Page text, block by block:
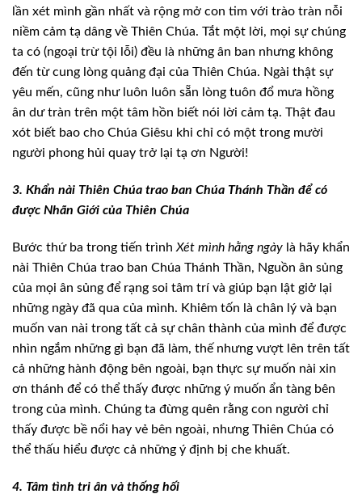
lần xét mình gần nhất và rộng mở con tim với trào tràn nỗi
niềm cảm tạ dâng về Thiên Chúa. Tắt một lời, mọi sự chúng
ta có (ngoại trừ tội lỗi) đều là những ân ban nhưng không
đến từ cung lòng quảng đại của Thiên Chúa. Ngài thật sự
yêu mến, cũng như luôn luôn sẵn lòng tuôn đổ mưa hồng
ân dư tràn trên một tâm hồn biết nói lời cảm tạ. Thật đau
xót biết bao cho Chúa Giêsu khi chỉ có một trong mười
người phong hủi quay trở lại tạ ơn Người!
3. Khẩn nài Thiên Chúa trao ban Chúa Thánh Thần để có
được Nhãn Giới của Thiên Chúa
Bước thứ ba trong tiến trình Xét mình hằng ngày là hãy khẩn
nài Thiên Chúa trao ban Chúa Thánh Thần, Nguồn ân sủng
của mọi ân sủng để rạng soi tâm trí và giúp bạn lật giở lại
những ngày đã qua của mình. Khiêm tốn là chân lý và bạn
muốn van nài trong tất cả sự chân thành của mình để được
nhìn ngắm những gì bạn đã làm, thế nhưng vượt lên trên tất
cả những hành động bên ngoài, bạn thực sự muốn nài xin
ơn thánh để có thể thấy được những ý muốn ẩn tàng bên
trong của mình. Chúng ta đừng quên rằng con người chỉ
thấy được bề nổi hay vẻ bên ngoài, nhưng Thiên Chúa có
thể thấu hiểu được cả những ý định bị che khuất.
4. Tâm tình tri ân và thống hối